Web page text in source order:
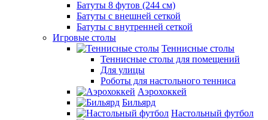
Батуты 8 футов (244 см)
Батуты с внешней сеткой
Батуты с внутренней сеткой
Игровые столы
Теннисные столы
Теннисные столы для помещений
Для улицы
Роботы для настольного тенниса
Аэрохоккей
Бильярд
Настольный футбол